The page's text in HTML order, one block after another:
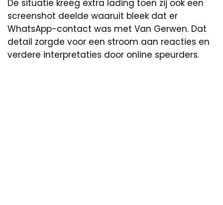
De situatie kreeg extra lading toen zij ook een
screenshot deelde waaruit bleek dat er
WhatsApp-contact was met Van Gerwen. Dat
detail zorgde voor een stroom aan reacties en
verdere interpretaties door online speurders.